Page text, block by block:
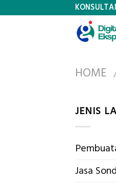
HOME
JENIS
Jasa